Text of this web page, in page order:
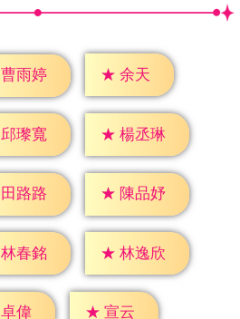
曹雨婷 ★ 余天
邱瓈寬 ★ 楊丞琳
田路路 ★ 陳品妤
林春銘 ★ 林逸欣
卓偉 ★ 宣云